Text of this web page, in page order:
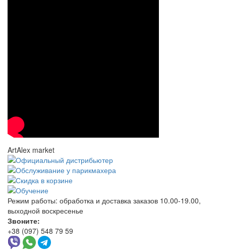
ArtAlex market
Режим работы: обработка и доставка заказов 10.00-19.00,
выходной воскресенье
Звоните:
+38 (097) 548 79 59